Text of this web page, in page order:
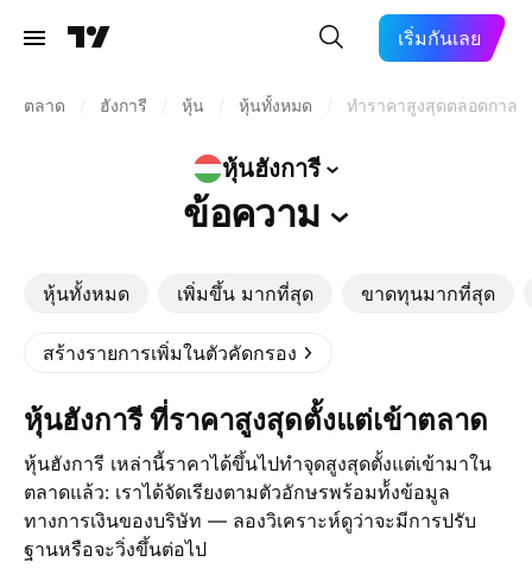
เริ่มกันเลย
ตลาด ฮังการี หุ้น หุ้นทั้งหมด ทำราคาสูงสุดตลอดกาล
หุ้นฮังการี
ข้อความ
หุ้นทั้งหมด เพิ่มขึ้น มากที่สุด ขาดทุนมากที่สุด
สร้างรายการเพิ่มในตัวคัดกรอง
หุ้นฮังการี ที่ราคาสูงสุดตั้งแต่เข้าตลาด
หุ้นฮังการี เหล่านี้ราคาได้ขึ้นไปทำจุดสูงสุดตั้งแต่เข้ามาใน
ตลาดแล้ว: เราได้จัดเรียงตามตัวอักษรพร้อมท้้งข้อมูล
ทางการเงินของบริษัท — ลองวิเคราะห์ดูว่าจะมีการปรับ
ฐานหรือจะวิ่งขึ้นต่อไป